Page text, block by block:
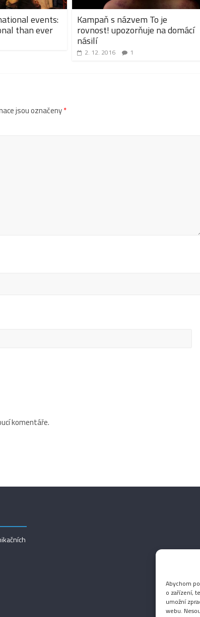
Abychom
o zařízení,
umožní
webu.
events:
than ever
Kampaň s názvem To je
rovnost! upozorňuje na domácí
násilí
2. 12. 2016 1
jsou označeny*
komentáře.